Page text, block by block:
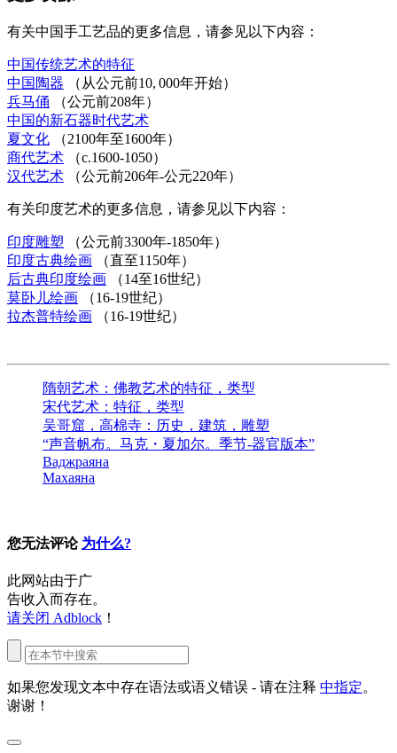
有关中国手工艺品的更多信息，请参见以下内容：
中国传统艺术的特征
中国陶器 （从公元前10, 000年开始）
兵马俑 （公元前208年）
中国的新石器时代艺术
夏文化 （2100年至1600年）
商代艺术 （c.1600-1050）
汉代艺术 （公元前206年-公元220年）
有关印度艺术的更多信息，请参见以下内容：
印度雕塑 （公元前3300年-1850年）
印度古典绘画 （直至1150年）
后古典印度绘画 （14至16世纪）
莫卧儿绘画 （16-19世纪）
拉杰普特绘画 （16-19世纪）
隋朝艺术：佛教艺术的特征，类型
宋代艺术：特征，类型
吴哥窟，高棉寺：历史，建筑，雕塑
“声音帆布。马克・夏加尔。季节-器官版本”
Ваджраяна
Махаяна
您无法评论 为什么?
此网站由于广
告收入而存在。
请关闭 Adblock ！
如果您发现文本中存在语法或语义错误 - 请在注释 中指定。
谢谢！